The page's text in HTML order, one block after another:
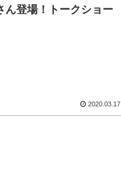
ん登場！トークショー
2020.03.17